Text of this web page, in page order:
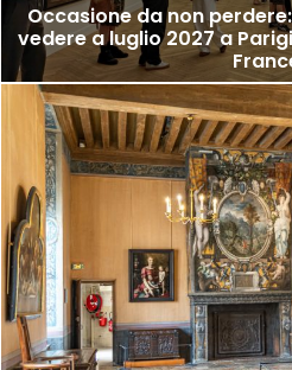
Occasione da non
vedere a luglio 2027 a